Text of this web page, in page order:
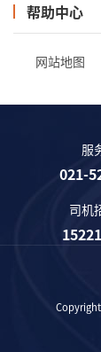
帮助中心
网站地图
服
021-
司机